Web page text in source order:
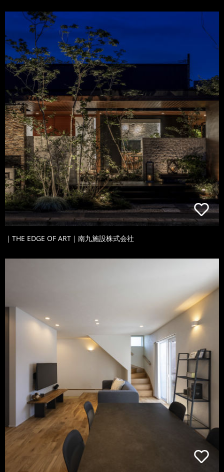
｜THE EDGE OF ART｜南九施設株式会社